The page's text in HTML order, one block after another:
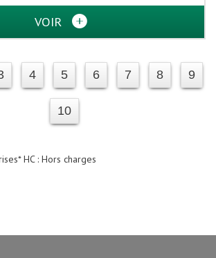
VOIR
4 5 6 7 8 9
10
* HC : Hors charges